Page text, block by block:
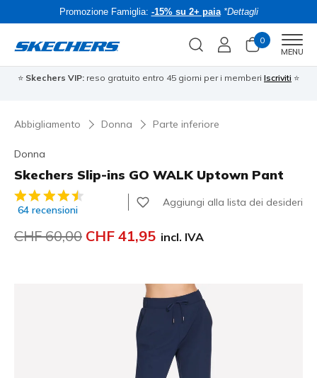
Promozione Famiglia: -15% su 2+ paia *Dettagli
0
MENU
⭐ Skechers VIP: reso gratuito entro 45 giorni per i memberi Iscriviti ⭐
Abbigliamento Donna Parte inferiore
Donna
Skechers Slip-ins GO WALK Uptown Pant
Valutazione cliente 4.7 su 5
64 recensioni
Aggiungi alla lista dei desideri
Prezzo ridotto da
CHF 60,00 per
CHF 41,95 incl. IVA